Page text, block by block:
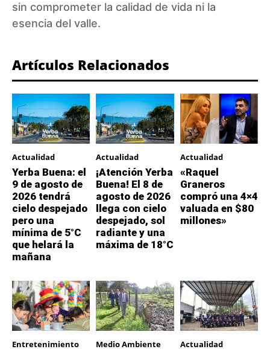
sin comprometer la calidad de vida ni la
esencia del valle.
Artículos Relacionados
Actualidad
Yerba Buena: el
9 de agosto de
2026 tendrá
cielo despejado
pero una
mínima de 5°C
que helará la
mañana
Actualidad
¡Atención Yerba
Buena! El 8 de
agosto de 2026
llega con cielo
despejado, sol
radiante y una
máxima de 18°C
Actualidad
«Raquel
Graneros
compró una 4×4
valuada en $80
millones»
Entretenimiento Medio Ambiente Actualidad